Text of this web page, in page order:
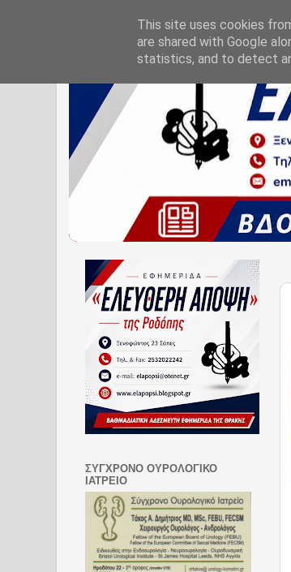
ΣΥΓΧΡΟΝΟ ΟΥΡΟΛΟΓΙΚΟ
ΙΑΤΡΕΙΟ
This site uses cookies
are shared with Google
statistics, and to detect